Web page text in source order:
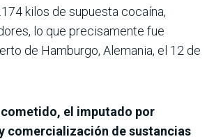
kilos de supuesta cocaína,
lo que precisamente fue
de Hamburgo, Alemania, el 12 de
el imputado por
comercialización de sustancias